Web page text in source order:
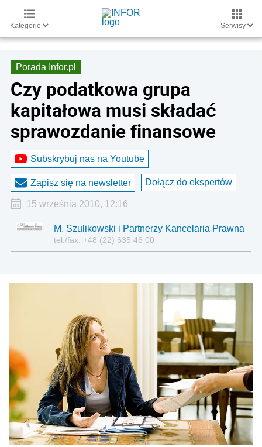
Kategorie Serwisy
Porada Infor.pl
Czy podatkowa grupa
kapitałowa musi składać
sprawozdanie finansowe
Subskrybuj nas na Youtube
Zapisz się na newsletter Dołącz do ekspertów
15 września 2010, 12:16
M. Szulikowski i Partnerzy Kancelaria Prawna
tel./fax: +48 (22) 635 46 00